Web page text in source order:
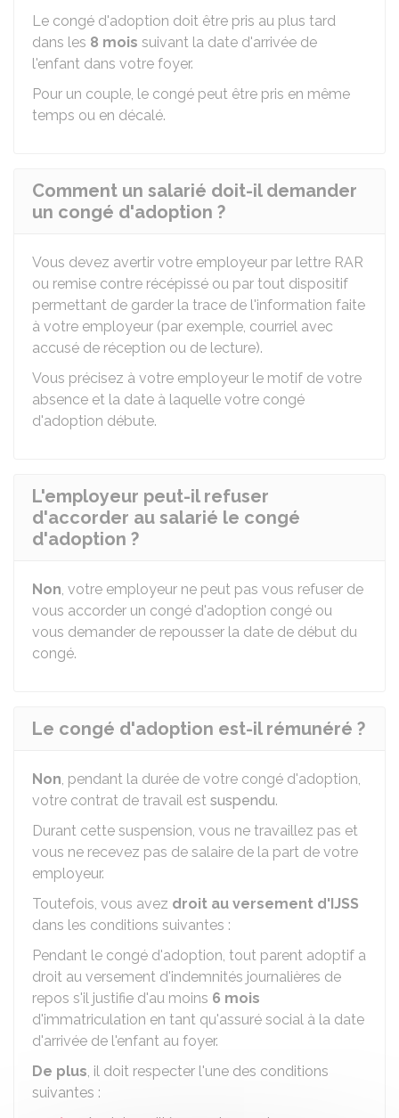
Le congé d'adoption doit être pris au plus tard
dans les 8 mois suivant la date d'arrivée de
l'enfant dans votre foyer.
Pour un couple, le congé peut être pris en même
temps ou en décalé.
Comment un salarié doit-il demander
un congé d'adoption ?
Vous devez avertir votre employeur par lettre RAR
ou remise contre récépissé ou par tout dispositif
permettant de garder la trace de l'information faite
à votre employeur (par exemple, courriel avec
accusé de réception ou de lecture).
Vous précisez à votre employeur le motif de votre
absence et la date à laquelle votre congé
d'adoption débute.
L'employeur peut-il refuser
d'accorder au salarié le congé
d'adoption ?
Non, votre employeur ne peut pas vous refuser de
vous accorder un congé d'adoption congé ou
vous demander de repousser la date de début du
congé.
Le congé d'adoption est-il rémunéré ?
Non, pendant la durée de votre congé d'adoption,
votre contrat de travail est suspendu.
Durant cette suspension, vous ne travaillez pas et
vous ne recevez pas de salaire de la part de votre
employeur.
Toutefois, vous avez droit au versement d'IJSS
dans les conditions suivantes :
Pendant le congé d'adoption, tout parent adoptif a
droit au versement d'indemnités journalières de
repos s'il justifie d'au moins 6 mois
d'immatriculation en tant qu'assuré social à la date
d'arrivée de l'enfant au foyer.
De plus, il doit respecter l'une des conditions
suivantes :